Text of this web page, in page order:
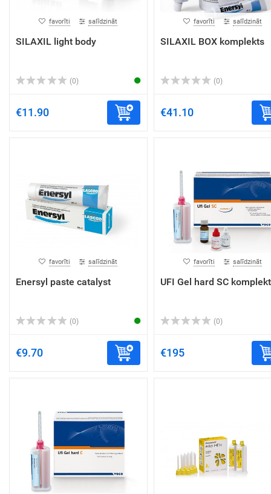
favorīti salīdzināt
SILAXIL light body
(0)
€11.90
favorīti salīdzināt
SILAXIL BOX komplekts
(0)
€41.10
favorīti salīdzināt
Enersyl paste catalyst
(0)
€9.70
favorīti salīdzināt
UFI Gel hard SC
(0)
€195